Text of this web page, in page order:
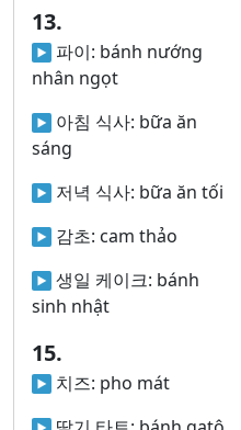
13.
파이: bánh nướng
nhân ngọt
아침 식사: bữa ăn
sáng
저녁 식사: bữa ăn tối
감초: cam thảo
생일 케이크: bánh
sinh nhật
15.
치즈: pho mát